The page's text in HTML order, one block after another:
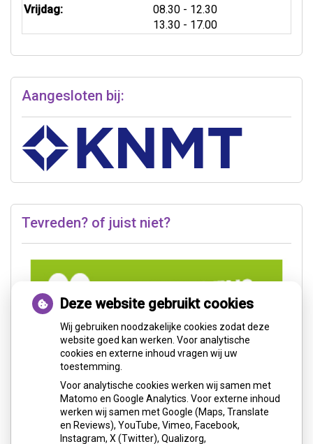
Vrijdag:
08.30 tot
- 12.30
13.30 tot
- 17.00
Aangesloten bij:
Tevreden? of juist niet?
Deze website gebruikt cookies
Wij gebruiken noodzakelijke cookies zodat deze
website goed kan werken. Voor analytische
cookies en externe inhoud vragen wij uw
toestemming.
Voor analytische cookies werken wij samen met
Matomo en Google Analytics. Voor externe inhoud
werken wij samen met Google (Maps, Translate
en Reviews), YouTube, Vimeo, Facebook,
Instagram, X (Twitter), Qualizorg,